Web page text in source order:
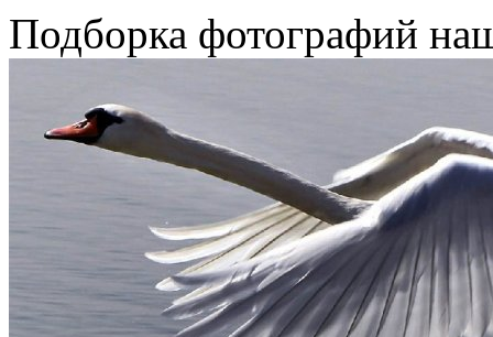
Подборка фотографий